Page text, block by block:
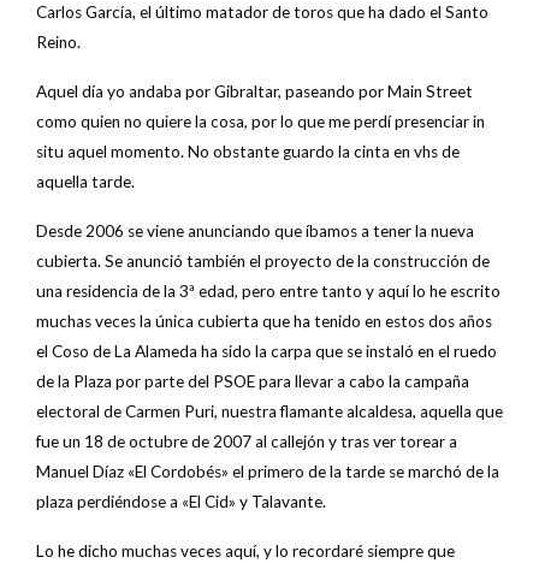
Carlos García, el último matador de toros que ha dado el Santo
Reino.
Aquel día yo andaba por Gibraltar, paseando por Main Street
como quien no quiere la cosa, por lo que me perdí presenciar in
situ aquel momento. No obstante guardo la cinta en vhs de
aquella tarde.
Desde 2006 se viene anunciando que íbamos a tener la nueva
cubierta. Se anunció también el proyecto de la construcción de
una residencia de la 3ª edad, pero entre tanto y aquí lo he escrito
muchas veces la única cubierta que ha tenido en estos dos años
el Coso de La Alameda ha sido la carpa que se instaló en el ruedo
de la Plaza por parte del PSOE para llevar a cabo la campaña
electoral de Carmen Puri, nuestra flamante alcaldesa, aquella que
fue un 18 de octubre de 2007 al callejón y tras ver torear a
Manuel Díaz «El Cordobés» el primero de la tarde se marchó de la
plaza perdiéndose a «El Cid» y Talavante.
Lo he dicho muchas veces aquí, y lo recordaré siempre que